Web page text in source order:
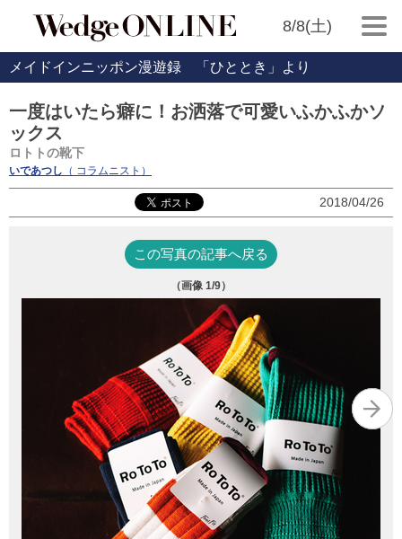
8/8(土)
メイドインニッポン漫遊録 「ひととき」より
一度はいたら癖に！お洒落で可愛いふかふかソ
ックス
ロトトの靴下
いであつし （ コラムニスト）
2018/04/26
この写真の記事へ戻る
（画像 1/9）